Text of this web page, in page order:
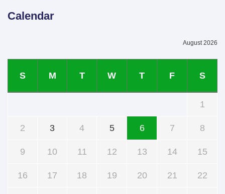
Calendar
August 2026
S M T W T F S
1
2 3 4 5 6 7 8
9 10 11 12 13 14 15
16 17 18 19 20 21 22